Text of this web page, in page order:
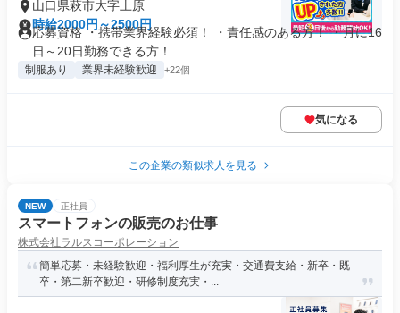
山口県萩市大字土原
時給2000円～2500円
応募資格 ・携帯業界経験必須！ ・責任感のある方！ ・月に16
日～20日勤務できる方！...
制服あり 業界未経験歓迎 +22個
気になる
この企業の類似求人を見る
NEW 正社員
スマートフォンの販売のお仕事
株式会社ラルスコーポレーション
簡単応募・未経験歓迎・福利厚生が充実・交通費支給・新卒・既
卒・第二新卒歓迎・研修制度充実・...